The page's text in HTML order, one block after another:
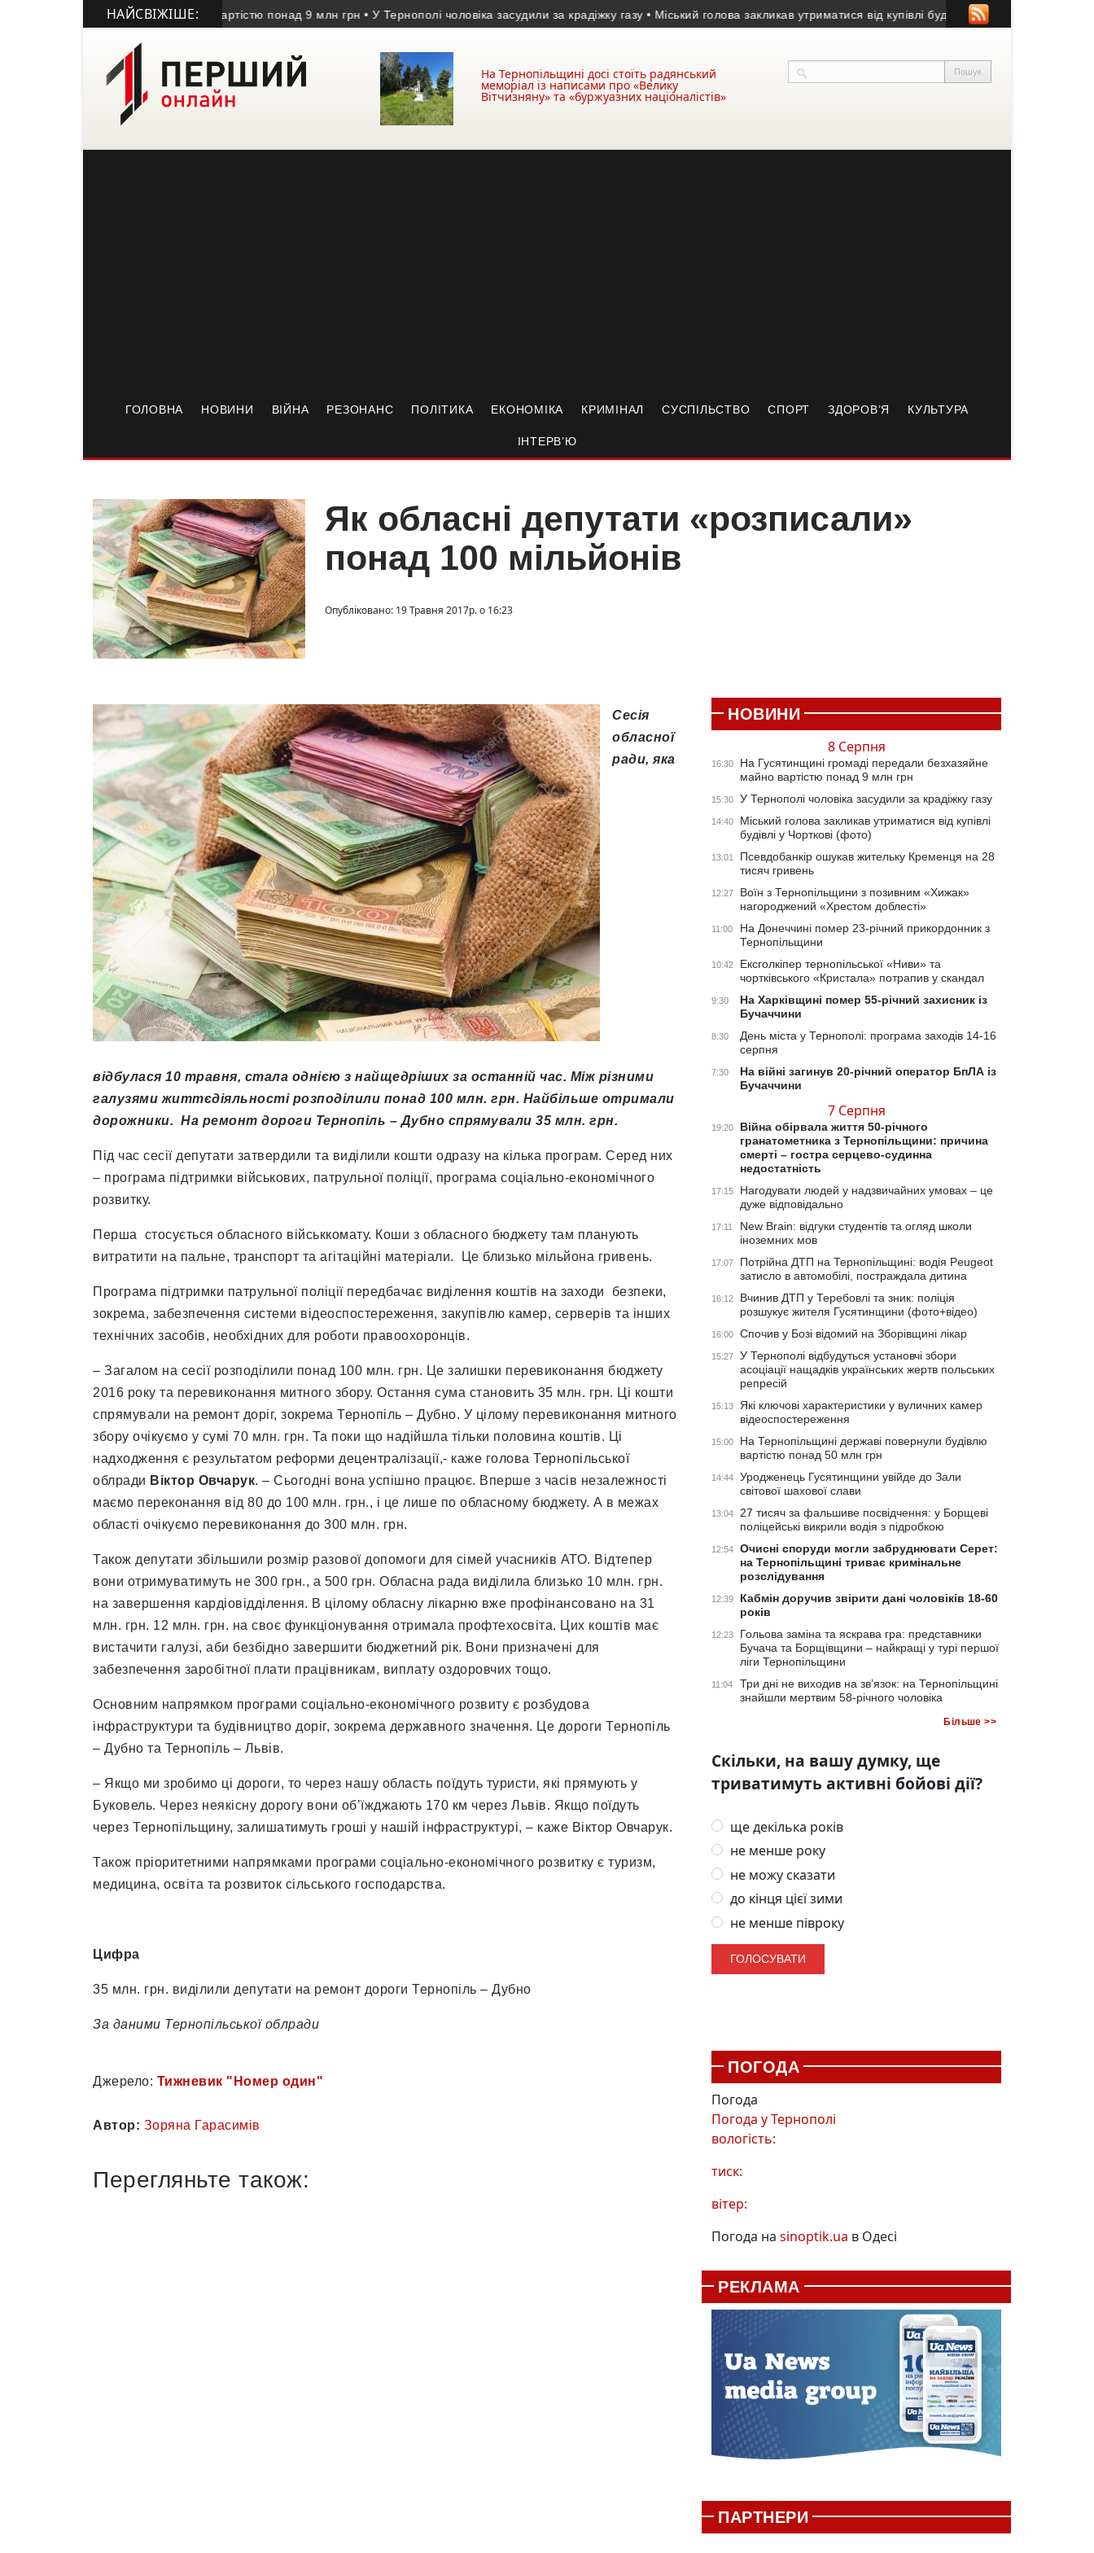
НАЙСВІЖІШЕ:
передали безхазяйне майно вартістю понад 9 млн грн • У Тернополі чоловіка засудили за крадіжку газу • Міський голова закликав утриматися від купівлі будівлі у Чорткові (фото)
На Тернопільщині досі стоїть радянський
меморіал із написами про «Велику
Вітчизняну» та «буржуазних націоналістів»
ГОЛОВНА НОВИНИ ВІЙНА РЕЗОНАНС ПОЛІТИКА ЕКОНОМІКА КРИМІНАЛ СУСПІЛЬСТВО СПОРТ ЗДОРОВ’Я КУЛЬТУРА
ІНТЕРВ’Ю
Як обласні депутати «розписали»
понад 100 мільйонів
Опубліковано: 19 Травня 2017р. о 16:23
Сесія
обласної
ради, яка
відбулася 10 травня, стала однією з найщедріших за останній час. Між різними
галузями життєдіяльності розподілили понад 100 млн. грн. Найбільше отримали
дорожники. На ремонт дороги Тернопіль – Дубно спрямували 35 млн. грн.
Під час сесії депутати затвердили та виділили кошти одразу на кілька програм. Серед них
– програма підтримки військових, патрульної поліції, програма соціально-економічного
розвитку.
Перша стосується обласного військкомату. Коши з обласного бюджету там планують
витратити на пальне, транспорт та агітаційні матеріали. Це близько мільйона гривень.
Програма підтримки патрульної поліції передбачає виділення коштів на заходи безпеки,
зокрема, забезпечення системи відеоспостереження, закупівлю камер, серверів та інших
технічних засобів, необхідних для роботи правоохоронців.
– Загалом на сесії розподілили понад 100 млн. грн. Це залишки перевиконання бюджету
2016 року та перевиконання митного збору. Остання сума становить 35 млн. грн. Ці кошти
спрямували на ремонт доріг, зокрема Тернопіль – Дубно. У цілому перевиконання митного
збору очікуємо у сумі 70 млн. грн. Та поки що надійшла тільки половина коштів. Ці
надходження є результатом реформи децентралізації,- каже голова Тернопільської
облради Віктор Овчарук. – Сьогодні вона успішно працює. Вперше з часів незалежності
маємо переконання від 80 до 100 млн. грн., і це лише по обласному бюджету. А в межах
області очікуємо перевиконання до 300 млн. грн.
Також депутати збільшили розмір разової допомоги для сімей учасників АТО. Відтепер
вони отримуватимуть не 300 грн., а 500 грн. Обласна рада виділила близько 10 млн. грн.
на завершення кардіовідділення. В цілому обласну лікарню вже профінансовано на 31
млн. грн. 12 млн. грн. на своє функціонування отримала профтехосвіта. Цих коштів має
вистачити галузі, аби безбідно завершити бюджетний рік. Вони призначені для
забезпечення заробітної плати працівникам, виплату оздоровчих тощо.
Основним напрямком програми соціально-економічного розвиту є розбудова
інфраструктури та будівництво доріг, зокрема державного значення. Це дороги Тернопіль
– Дубно та Тернопіль – Львів.
– Якщо ми зробимо ці дороги, то через нашу область поїдуть туристи, які прямують у
Буковель. Через неякісну дорогу вони об’їжджають 170 км через Львів. Якщо поїдуть
через Тернопільщину, залишатимуть гроші у нашій інфраструктурі, – каже Віктор Овчарук.
Також пріоритетними напрямками програми соціально-економічного розвитку є туризм,
медицина, освіта та розвиток сільського господарства.
Цифра
35 млн. грн. виділили депутати на ремонт дороги Тернопіль – Дубно
За даними Тернопільської облради
Джерело: Тижневик "Номер один"
Автор: Зоряна Гарасимів
Перегляньте також:
НОВИНИ
8 Серпня
16:30
На Гусятинщині громаді передали безхазяйне
майно вартістю понад 9 млн грн
15:30 У Тернополі чоловіка засудили за крадіжку газу
14:40
Міський голова закликав утриматися від купівлі
будівлі у Чорткові (фото)
13:01
Псевдобанкір ошукав жительку Кременця на 28
тисяч гривень
12:27
Воїн з Тернопільщини з позивним «Хижак»
нагороджений «Хрестом доблесті»
11:00
На Донеччині помер 23-річний прикордонник з
Тернопільщини
10:42
Ексголкіпер тернопільської «Ниви» та
чортківського «Кристала» потрапив у скандал
9:30
На Харківщині помер 55-річний захисник із
Бучаччини
8:30
День міста у Тернополі: програма заходів 14-16
серпня
7:30
На війні загинув 20-річний оператор БпЛА із
Бучаччини
7 Серпня
19:20
Війна обірвала життя 50-річного
гранатометника з Тернопільщини: причина
смерті – гостра серцево-судинна
недостатність
17:15
Нагодувати людей у надзвичайних умовах – це
дуже відповідально
17:11
New Brain: відгуки студентів та огляд школи
іноземних мов
17:07
Потрійна ДТП на Тернопільщині: водія Peugeot
затисло в автомобілі, постраждала дитина
16:12
Вчинив ДТП у Теребовлі та зник: поліція
розшукує жителя Гусятинщини (фото+відео)
16:00 Спочив у Бозі відомий на Зборівщині лікар
15:27
У Тернополі відбудуться установчі збори
асоціації нащадків українських жертв польських
репресій
15:13
Які ключові характеристики у вуличних камер
відеоспостереження
15:00
На Тернопільщині державі повернули будівлю
вартістю понад 50 млн грн
14:44
Уродженець Гусятинщини увійде до Зали
світової шахової слави
13:04
27 тисяч за фальшиве посвідчення: у Борщеві
поліцейські викрили водія з підробкою
12:54
Очисні споруди могли забруднювати Серет:
на Тернопільщині триває кримінальне
розслідування
12:39
Кабмін доручив звірити дані чоловіків 18-60
років
12:23
Гольова заміна та яскрава гра: представники
Бучача та Борщівщини – найкращі у турі першої
ліги Тернопільщини
11:04
Три дні не виходив на зв’язок: на Тернопільщині
знайшли мертвим 58-річного чоловіка
Більше >>
Скільки, на вашу думку, ще
триватимуть активні бойові дії?
ще декілька років
не менше року
не можу сказати
до кінця цієї зими
не менше півроку
ПОГОДА
Погода
Погода уТернополі
вологість:
тиск:
вітер:
Погода на sinoptik.ua в Одесі
РЕКЛАМА
ПАРТНЕРИ